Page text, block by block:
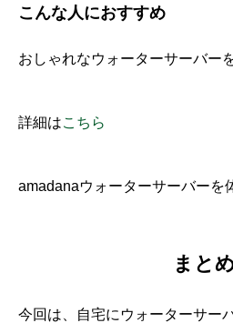
こんな人におすすめ
おしゃれなウォーターサーバー
詳細はこちら
amadanaウォーターサーバーを
まと
今回は、自宅にウォーターサー